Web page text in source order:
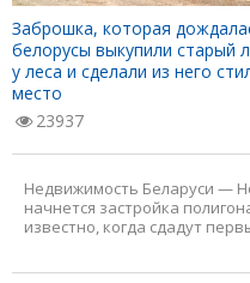
Заброшка, которая
белорусы выкупили старый
у леса и сделали из него
место
23937
Недвижимость Беларуси —
начнется застройка
известно, когда сдадут